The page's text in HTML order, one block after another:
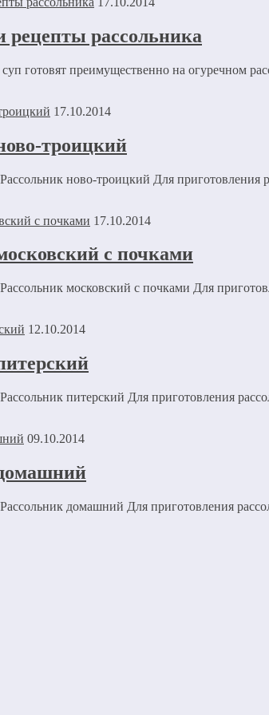
рецепты рассольника
готовят преимущественно на огуречном
17.10.2014
троицкий
ново-троицкий Для
17.10.2014
с почками
московский с почками Для
12.10.2014
питерский Для приготовления
09.10.2014
домашний Для приготовления